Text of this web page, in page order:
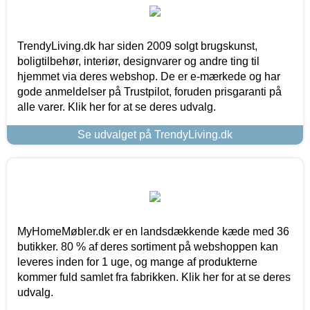
TrendyLiving.dk har siden 2009 solgt brugskunst,
boligtilbehør, interiør, designvarer og andre ting til
hjemmet via deres webshop. De er e-mærkede og har
gode anmeldelser på Trustpilot, foruden prisgaranti på
alle varer. Klik her for at se deres udvalg.
Se udvalget på TrendyLiving.dk
MyHomeMøbler.dk er en landsdækkende kæde med 36
butikker. 80 % af deres sortiment på webshoppen kan
leveres inden for 1 uge, og mange af produkterne
kommer fuld samlet fra fabrikken. Klik her for at se deres
udvalg.